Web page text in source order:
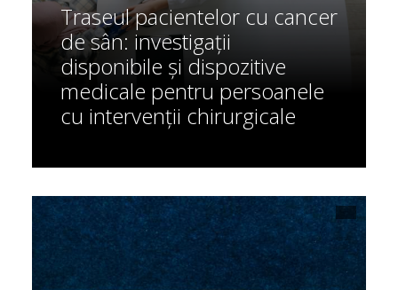
Traseul pacientelor cu cancer
de sân: investigații
disponibile și dispozitive
medicale pentru persoanele
cu intervenții chirurgicale